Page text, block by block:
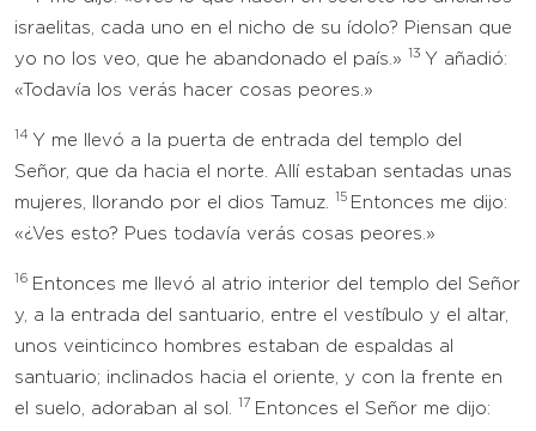
israelitas, cada uno en el nicho de su ídolo? Piensan que
yo no los veo, que he abandonado el país.»
13 Y añadió:
«Todavía los verás hacer cosas peores.»
14 Y me llevó a la puerta de entrada del templo del
Señor, que da hacia el norte. Allí estaban sentadas unas
mujeres, llorando por el dios Tamuz.
15 Entonces me dijo:
«¿Ves esto? Pues todavía verás cosas peores.»
16 Entonces me llevó al atrio interior del templo del Señor
y, a la entrada del santuario, entre el vestíbulo y el altar,
unos veinticinco hombres estaban de espaldas al
santuario; inclinados hacia el oriente, y con la frente en
el suelo, adoraban al sol.
17 Entonces el Señor me dijo: